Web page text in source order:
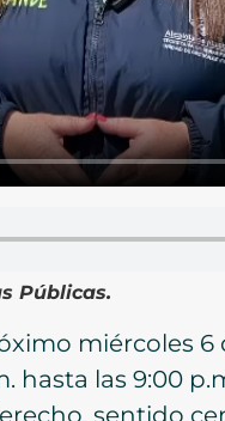
Públicas.
miércoles
hasta las 9:00
sentido